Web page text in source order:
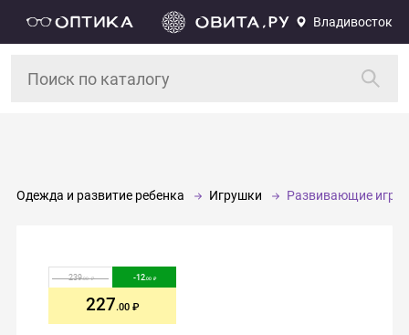
Владивосток
Одежда и развитие ребенка Игрушки Развивающие
239.00 -12.00
227.00